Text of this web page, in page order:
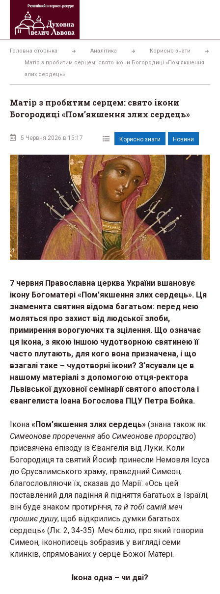
Перейти
вмісту
Головна сторінка Аналітика
Корисно знати
Матір з пробитим серцем: свято ікони Богородиці «Пом’якшення
злих сердець»
Матір з пробитим серцем: свято ікони
Богородиці «Пом’якшення злих сердець»
5 Червня 2026 в 15:17 Корисно знати Новини
7 червня Православна церква України вшановує
ікону Богоматері «Пом’якшення злих сердець». Ця
знаменита святиня відома багатьом: перед нею
моляться про захист від людської злоби,
примирення ворогуючих та зцілення. Що означає
ця ікона, з якою іншою чудотворною святинею її
часто плутають, для кого вона призначена, і що
взагалі таке – чудотворні ікони? З’ясували це в
нашому матеріалі з допомогою отця-ректора
Львівської духовної семінарії святого апостола і
євангелиста Іоана Богослова ПЦУ Петра Бойка.
Ікона «Пом’якшення злих сердець» (знана також як
Симеонове проречення або Симеонове пророцтво)
присвячена епізоду із Євангелія від Луки. Коли
Богородиця та святий Йосиф принесли Немовля Ісуса
до Єрусалимського храму, праведний Симеон,
благословляючи їх, сказав до Марії: «Ось цей
поставлений для падіння й підняття багатьох в Ізраїлі;
він буде знаком протиріччя, та й тобі самій меч
прошиє душу, щоб відкрились думки багатьох
сердець» (Лк. 2, 34-35). Меч болю, про який говорив
Симеон, іконописець зобразив у вигляді семи
клинків, спрямованих у серце Божої Матері.
Ікона одна – чи дві?